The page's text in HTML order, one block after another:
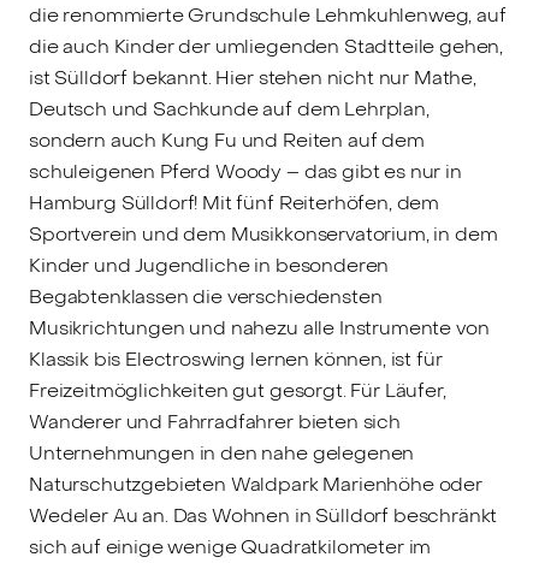
die renommierte Grundschule Lehmkuhlenweg, auf
die auch Kinder der umliegenden Stadtteile gehen,
ist Sülldorf bekannt. Hier stehen nicht nur Mathe,
Deutsch und Sachkunde auf dem Lehrplan,
sondern auch Kung Fu und Reiten auf dem
schuleigenen Pferd Woody – das gibt es nur in
Hamburg Sülldorf! Mit fünf Reiterhöfen, dem
Sportverein und dem Musikkonservatorium, in dem
Kinder und Jugendliche in besonderen
Begabtenklassen die verschiedensten
Musikrichtungen und nahezu alle Instrumente von
Klassik bis Electroswing lernen können, ist für
Freizeitmöglichkeiten gut gesorgt. Für Läufer,
Wanderer und Fahrradfahrer bieten sich
Unternehmungen in den nahe gelegenen
Naturschutzgebieten Waldpark Marienhöhe oder
Wedeler Au an. Das Wohnen in Sülldorf beschränkt
sich auf einige wenige Quadratkilometer im